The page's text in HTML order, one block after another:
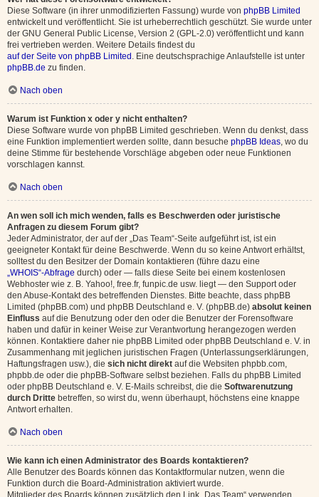
Diese Software (in ihrer unmodifizierten Fassung) wurde von phpBB Limited
entwickelt und veröffentlicht. Sie ist urheberrechtlich geschützt. Sie wurde unter
der GNU General Public License, Version 2 (GPL-2.0) veröffentlicht und kann
frei vertrieben werden. Weitere Details findest du
auf der Seite von phpBB Limited . Eine deutschsprachige Anlaufstelle ist unter
phpBB.de zu finden.
Nach oben
Warum ist Funktion x oder y nicht enthalten?
Diese Software wurde von phpBB Limited geschrieben. Wenn du denkst, dass
eine Funktion implementiert werden sollte, dann besuche phpBB Ideas, wo du
deine Stimme für bestehende Vorschläge abgeben oder neue Funktionen
vorschlagen kannst.
Nach oben
An wen soll ich mich wenden, falls es Beschwerden oder juristische
Anfragen zu diesem Forum gibt?
Jeder Administrator, der auf der „Das Team“-Seite aufgeführt ist, ist ein
geeigneter Kontakt für deine Beschwerde. Wenn du so keine Antwort erhältst,
solltest du den Besitzer der Domain kontaktieren (führe dazu eine
„WHOIS“-Abfrage durch) oder — falls diese Seite bei einem kostenlosen
Webhoster wie z. B. Yahoo!, free.fr, funpic.de usw. liegt — den Support oder
den Abuse-Kontakt des betreffenden Dienstes. Bitte beachte, dass phpBB
Limited (phpBB.com) und phpBB Deutschland e. V. (phpBB.de) absolut keinen
Einfluss auf die Benutzung oder den oder die Benutzer der Forensoftware
haben und dafür in keiner Weise zur Verantwortung herangezogen werden
können. Kontaktiere daher nie phpBB Limited oder phpBB Deutschland e. V. in
Zusammenhang mit jeglichen juristischen Fragen (Unterlassungserklärungen,
Haftungsfragen usw.), die sich nicht direkt auf die Websiten phpbb.com,
phpbb.de oder die phpBB-Software selbst beziehen. Falls du phpBB Limited
oder phpBB Deutschland e. V. E-Mails schreibst, die die Softwarenutzung
durch Dritte betreffen, so wirst du, wenn überhaupt, höchstens eine knappe
Antwort erhalten.
Nach oben
Wie kann ich einen Administrator des Boards kontaktieren?
Alle Benutzer des Boards können das Kontaktformular nutzen, wenn die
Funktion durch die Board-Administration aktiviert wurde.
Mitglieder des Boards können zusätzlich den Link „Das Team“ verwenden.